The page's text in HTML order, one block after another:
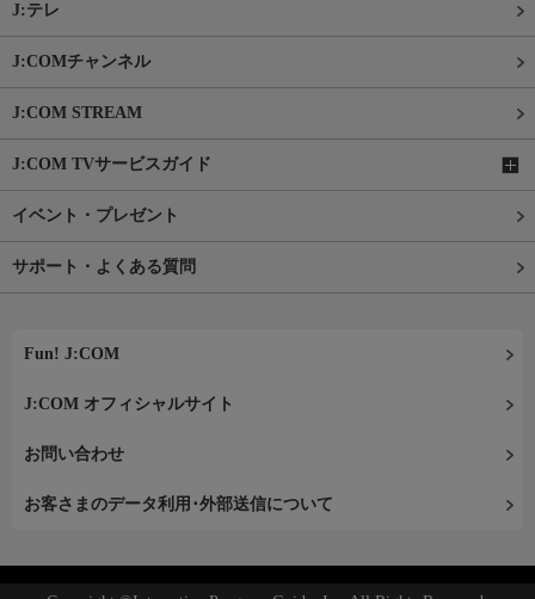
J:テレ
J:COMチャンネル
J:COM STREAM
J:COM TVサービスガイド
イベント・プレゼント
サポート・よくある質問
Fun! J:COM
J:COM オフィシャルサイト
お問い合わせ
お客さまのデータ利用･外部送信について